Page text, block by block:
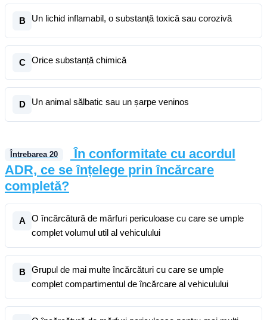
B Un lichid inflamabil, o substanță toxică sau corozivă
C Orice substanță chimică
D Un animal sălbatic sau un șarpe veninos
Întrebarea 20
În conformitate cu acordul
ADR, ce se înțelege prin încărcare
completă?
A
O încărcătură de mărfuri periculoase cu care se umple
complet volumul util al vehiculului
B
Grupul de mai multe încărcături cu care se umple
complet compartimentul de încărcare al vehiculului